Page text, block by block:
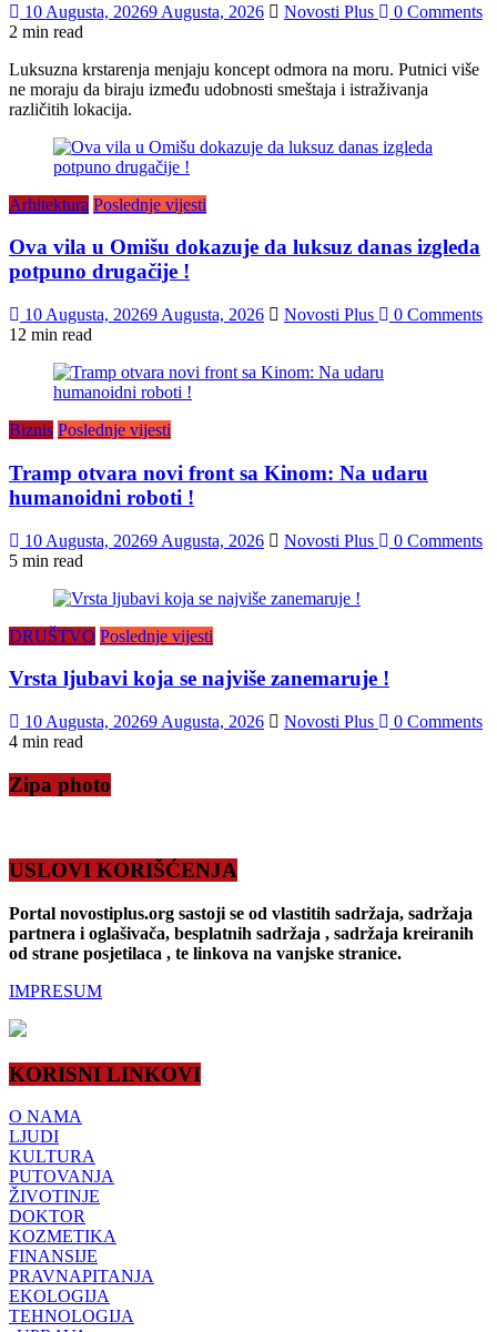
10 Augusta, 20269 Augusta, 2026 Novosti Plus
0 Comments
2 min read
Luksuzna krstarenja menjaju koncept odmora na moru. Putnici više
ne moraju da biraju između udobnosti smeštaja i istraživanja
različitih lokacija.
Arhitektura Poslednje vijesti
Ova vila u Omišu dokazuje da luksuz danas izgleda
potpuno drugačije !
10 Augusta, 20269 Augusta, 2026 Novosti Plus
0 Comments
12 min read
Biznis Poslednje vijesti
Tramp otvara novi front sa Kinom: Na udaru
humanoidni roboti !
10 Augusta, 20269 Augusta, 2026 Novosti Plus
0 Comments
5 min read
DRUŠTVO Poslednje vijesti
Vrsta ljubavi koja se najviše zanemaruje !
10 Augusta, 20269 Augusta, 2026 Novosti Plus
0 Comments
4 min read
Zipa photo
USLOVI KORIŠĆENJA
Portal novostiplus.org sastoji se od vlastitih sadržaja, sadržaja
partnera i oglašivača, besplatnih sadržaja , sadržaja kreiranih
od strane posjetilaca , te linkova na vanjske stranice.
IMPRESUM
KORISNI LINKOVI
O NAMA
LJUDI
KULTURA
PUTOVANJA
ŽIVOTINJE
DOKTOR
KOZMETIKA
FINANSIJE
PRAVNAPITANJA
EKOLOGIJA
TEHNOLOGIJA